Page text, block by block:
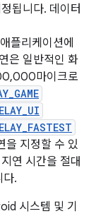
됩니다. 데이터
플리케이션에
은 일반적인 화
마이크로
을 지정할 수 있
연 시간을 절대
다.
시스템 및 기